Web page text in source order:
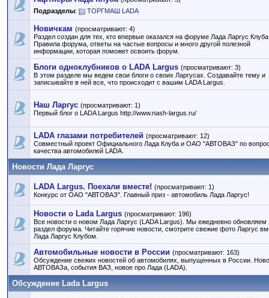
Подразделы: ТОРГМАШ LADA
Новичкам (просматривают: 4)
Раздел создан для тех, кто впервые оказался на форуме Лада Ларгус
Правила форума, ответы на частые вопросы и много другой полезной
информации, которая поможет освоить форум.
Блоги одноклубников о LADA Largus (просматривают: 3)
В этом разделе мы ведем свои блоги о своих Ларгусах. Создавайте тему и
записывайте в ней все, что происходит с вашим LADA Largus.
Наш Ларгус (просматривают: 1)
Первый блог о LADA Largus http://www.nash-largus.ru/
LADA глазами потребителей (просматривают: 12)
Совместный проект Официального Лада Клуба и ОАО "АВТОВАЗ" по
качества автомобилей LADA.
Новости Лада Ларгус
LADA Largus. Поехали вместе! (просматривают: 1)
Конкурс от ОАО "АВТОВАЗ". Главный приз - автомобиль Лада Ларгус!
Новости о Lada Largus (просматривают: 196)
Все новости о новом Лада Ларгус (LADA Largus). Мы ежедневно обновляем
раздел форума. Читайте горячие новости, смотрите свежие фото Ларгус
Лада Ларгус Клубом.
Автомобильные новости в России (просматривают: 163)
Обсуждение свежих новостей об автомобилях, выпущенных в России.
АВТОВАЗа, события ВАЗ, новое про Лада (LADA).
Обсуждение Lada Largus